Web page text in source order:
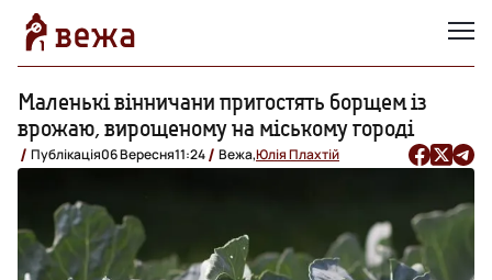
Маленькі вінничани пригостять борщем із
врожаю, вирощеному на міському городі
Публікація06 Вересня11:24 Вежа,Юлія Плахтій